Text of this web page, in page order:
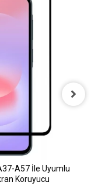
A57 İle Uyumlu
Koruyucu